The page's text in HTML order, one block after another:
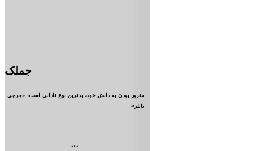
جملک
مغرور بودن به دانش خود، بدترين نوع ناداني است. «جرجي
تايلر»
***